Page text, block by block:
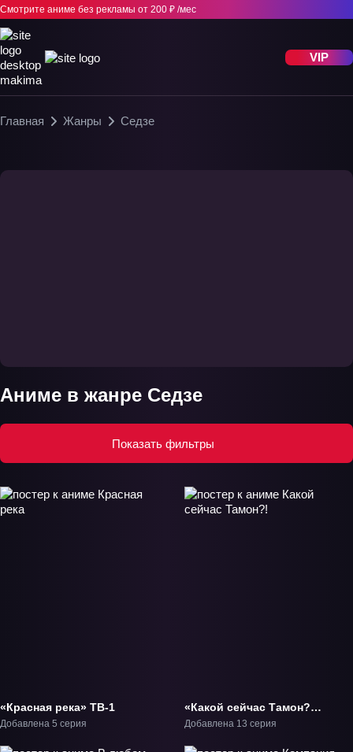
Смотрите аниме без рекламы от 200 ₽ /мес
VIP
Главная Жанры Седзе
Аниме в жанре Седзе
Показать фильтры
«Красная река» ТВ-1
Добавлена 5 серия
«Какой сейчас Тамон?!»
ТВ-1
Добавлена 13 серия